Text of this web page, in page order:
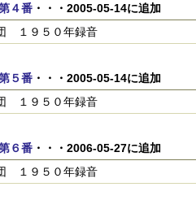
４番・・・2005-05-14に追加
１９５０年録音
５番・・・2005-05-14に追加
１９５０年録音
６番・・・2006-05-27に追加
１９５０年録音